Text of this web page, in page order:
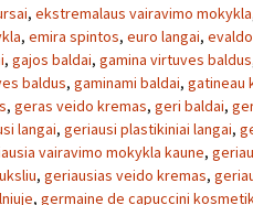
, ekstremalaus vairavimo mokykla
, emira spintos, euro langai,
, gajos baldai, gamina virtuves baldus
baldus, gaminami baldai, gatineau
, geras veido kremas, geri baldai,
langai, geriausi plastikiniai langai,
vairavimo mokykla kaune,
, geriausias veido kremas,
, germaine de capuccini